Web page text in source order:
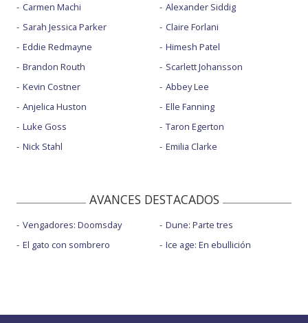
Carmen Machi
Sarah Jessica Parker
Eddie Redmayne
Brandon Routh
Kevin Costner
Anjelica Huston
Luke Goss
Nick Stahl
Alexander Siddig
Claire Forlani
Himesh Patel
Scarlett Johansson
Abbey Lee
Elle Fanning
Taron Egerton
Emilia Clarke
AVANCES DESTACADOS
Vengadores: Doomsday
El gato con sombrero
Dune: Parte tres
Ice age: En ebullición